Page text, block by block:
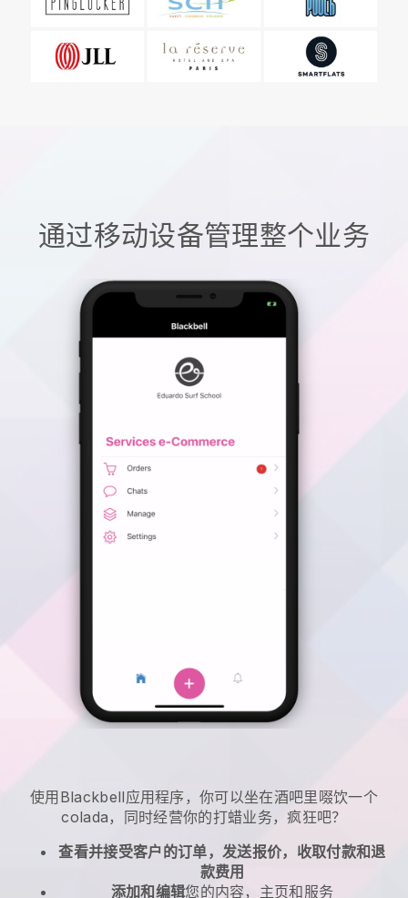
通过移动设备管理整个业务
使用Blackbell应用程序，你可以坐在酒吧里啜饮一个
colada，同时经营你的打蜡业务，疯狂吧？
查看并接受客户的订单，发送报价，收取付款和退
款费用
添加和编辑您的内容，主页和服务